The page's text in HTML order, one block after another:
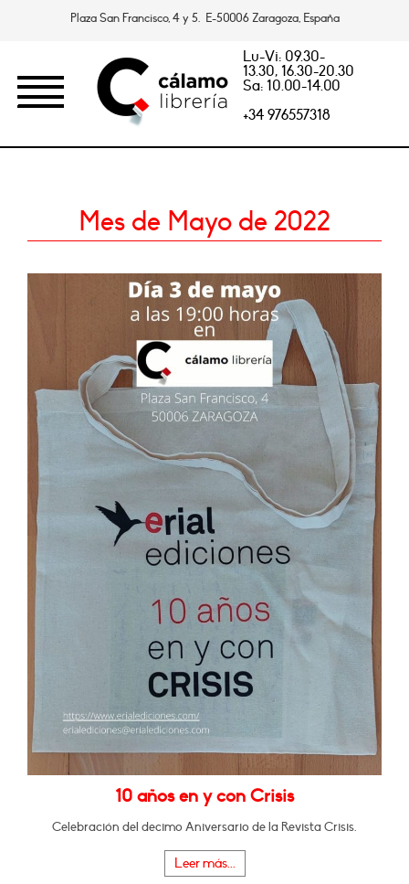
Plaza San Francisco, 4 y 5. E-50006 Zaragoza, España
Lu-Vi: 09.30-
13.30, 16.30-20.30
Sa: 10.00-14.00
+34 976557318
Mes de Mayo de 2022
10 años en y con Crisis
Celebración del decimo Aniversario de la Revista Crisis.
Leer más...